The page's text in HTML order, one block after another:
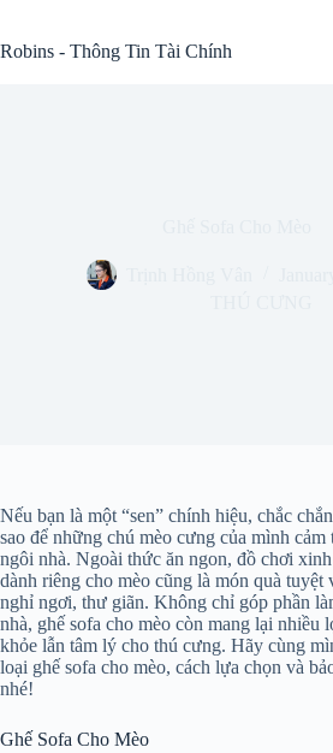
content
Robins - Thông Tin Tài Chính
Nếu bạn là một “sen” chính hiệu, chắc
sao để những chú mèo cưng của mình
ngôi nhà. Ngoài thức ăn ngon, đồ chơi
dành riêng cho mèo cũng là món quà tuyệt
nghỉ ngơi, thư giãn. Không chỉ góp phần
nhà, ghế sofa cho mèo còn mang lại nhiều
khỏe lẫn tâm lý cho thú cưng. Hãy cùng
loại ghế sofa cho mèo, cách lựa chọn và
nhé!
Ghế Sofa Cho Mèo